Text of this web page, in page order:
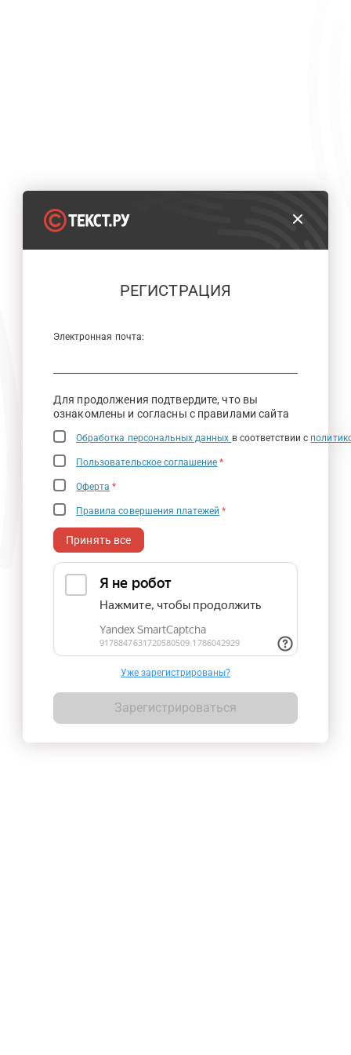
РЕГИСТРАЦИЯ
Электронная почта:
Для продолжения подтвердите, что вы
ознакомлены и согласны с правилами сайта
Обработка персональных данных в соответствии с
Пользовательское соглашение *
Оферта *
Правила совершения платежей *
Принять все
Уже зарегистрированы?
Зарегистрироваться